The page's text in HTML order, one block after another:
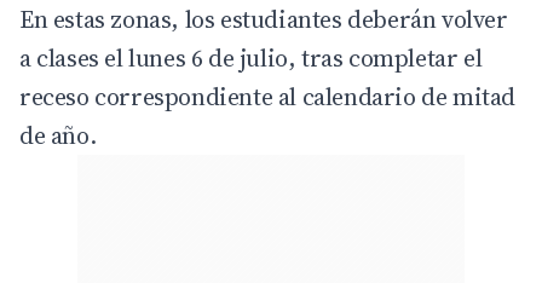
En estas zonas, los estudiantes deberán volver
a clases el lunes 6 de julio, tras completar el
receso correspondiente al calendario de mitad
de año.